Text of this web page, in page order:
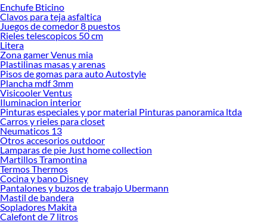
Desde remodelaciones hasta proyectos de decoración, estamos aquí para hacer
tus ideas realidad. ¡Visítanos y encuentra todo lo que tenemos para ofrecerte en
Equipamiento Industrial!
Explora la variedad de productos de Equipamiento Industrial en
Sodimac
Herramientas, materiales y accesorios de calidad para tus proyectos y
renovación de espacios. ¡Visítanos y descubre todo lo que tenemos para
ofrecerte!
Encuentra una amplia variedad de productos de Equipamiento Industrial en
Sodimac. Encuentra todo lo necesario para tus proyectos de renovación y
decoración. ¡Visítanos y haz tus ideas realidad!
Enchufe Bticino
Clavos para teja asfaltica
Juegos de comedor 8 puestos
Rieles telescopicos 50 cm
Litera
Zona gamer Venus mia
Plastilinas masas y arenas
Pisos de gomas para auto Autostyle
Plancha mdf 3mm
Visicooler Ventus
Iluminacion interior
Pinturas especiales y por material Pinturas panoramica ltda
Carros y rieles para closet
Neumaticos 13
Otros accesorios outdoor
Lamparas de pie Just home collection
Martillos Tramontina
Termos Thermos
Cocina y bano Disney
Pantalones y buzos de trabajo Ubermann
Mastil de bandera
Sopladores Makita
Calefont de 7 litros